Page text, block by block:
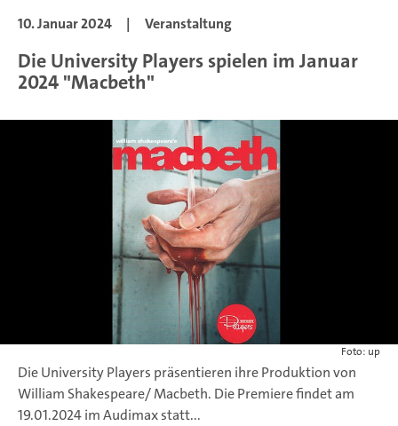
10. Januar 2024 | Veranstaltung
Die University Players spielen im Januar
2024 "Macbeth"
Foto: up
Die University Players präsentieren ihre Produktion von
William Shakespeare/ Macbeth. Die Premiere findet am
19.01.2024 im Audimax statt...